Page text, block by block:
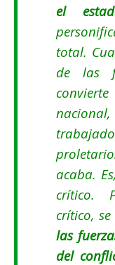
el
total.
de las
acaba.
crítico.
crítico, se
las
del